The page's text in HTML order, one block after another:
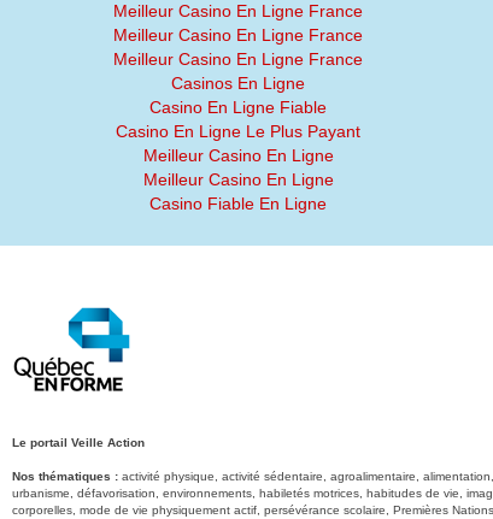
Meilleur Casino En Ligne France
Meilleur Casino En Ligne France
Meilleur Casino En Ligne France
Casinos En Ligne
Casino En Ligne Fiable
Casino En Ligne Le Plus Payant
Meilleur Casino En Ligne
Meilleur Casino En Ligne
Casino Fiable En Ligne
Le portail Veille Action
Nos thématiques : activité physique, activité sédentaire, agroalimentaire,
urbanisme, défavorisation, environnements, habiletés motrices, habitudes de vie,
corporelles, mode de vie physiquement actif, persévérance scolaire, Premières